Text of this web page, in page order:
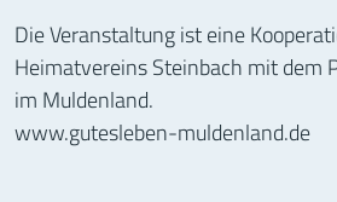
Die Veranstaltung ist eine
Heimatvereins Steinbach mit dem
im Muldenland.
www.gutesleben-muldenland.de